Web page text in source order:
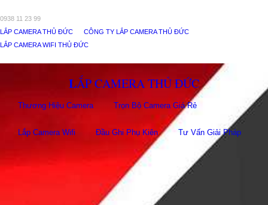
0938 11 23 99
LẮP CAMERA THỦ ĐỨC
CÔNG TY LẮP CAMERA THỦ ĐỨC
LẮP CAMERA WIFI THỦ ĐỨC
LẮP CAMERA THỦ ĐỨC
Thương Hiệu Camera Trọn Bộ Camera Giá Rẻ
Lắp Camera Wifi Đầu Ghi Phụ Kiên Tư Vấn Giải Pháp